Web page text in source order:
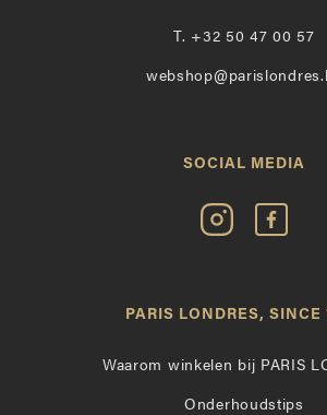
T. +32 50 47 00 57
SOCIAL MEDIA
Volg
Paris
Instagram
Vind
op
PARIS LONDRES, SINCE
Waarom winkelen bij PARIS
Onderhoudstips